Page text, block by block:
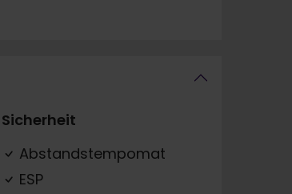
Sicherheit
Abstandstempomat
ESP